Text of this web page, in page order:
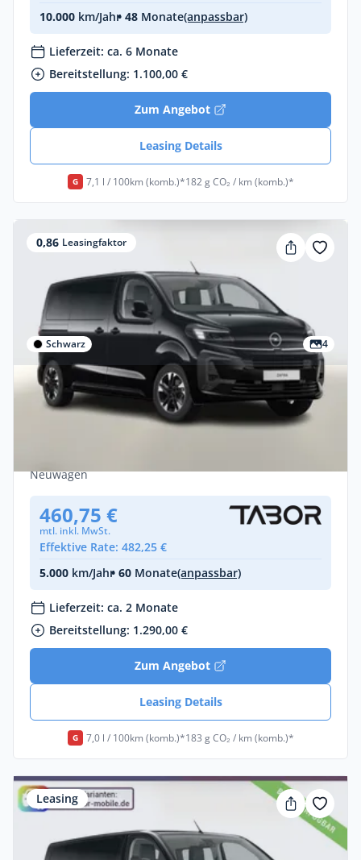
10.000 km/Jahr• 48 Monate(anpassbar)
Lieferzeit: ca. 6 Monate
Bereitstellung: 1.100,00 €
Zum Angebot
Leasing Details
G 7,1 l / 100km (komb.)*182 g CO₂ / km (komb.)*
0,86 Leasingfaktor
Schwarz 4
Privat & Gewerbe
Opel Zafira M GS 7-S Massage SHZ
DesignP StandH ACC Leasing privat
Neuwagen
460,75 €
mtl. inkl. MwSt.
Effektive Rate: 482,25 €
5.000 km/Jahr• 60 Monate(anpassbar)
Lieferzeit: ca. 2 Monate
Bereitstellung: 1.290,00 €
Zum Angebot
Leasing Details
G 7,0 l / 100km (komb.)*183 g CO₂ / km (komb.)*
Leasing